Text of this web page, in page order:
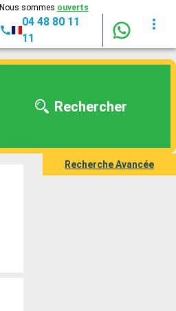
Nous sommes ouverts
04 48 80 11
11
Rechercher
Recherche Avancée